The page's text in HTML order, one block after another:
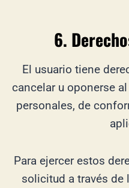
6.
El usuario tiene
cancelar u oponerse
personales, de
Para ejercer estos
solicitud a través